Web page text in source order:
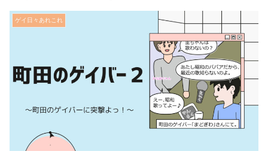
ゲイ日々あれこれ